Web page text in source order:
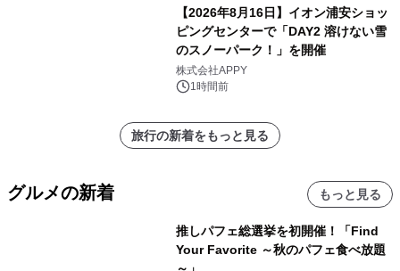
【2026年8月16日】イオン浦安ショッ
ピングセンターで「DAY2 溶けない雪
のスノーパーク！」を開催
株式会社APPY
1時間前
旅行の新着をもっと見る
グルメの新着 もっと見る
推しパフェ総選挙を初開催！「Find
Your Favorite ～秋のパフェ食べ放題